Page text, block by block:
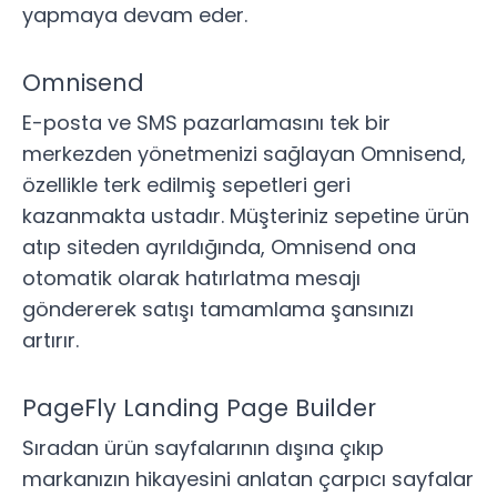
yapmaya devam eder.
Omnisend
E-posta ve SMS pazarlamasını tek bir
merkezden yönetmenizi sağlayan Omnisend,
özellikle terk edilmiş sepetleri geri
kazanmakta ustadır. Müşteriniz sepetine ürün
atıp siteden ayrıldığında, Omnisend ona
otomatik olarak hatırlatma mesajı
göndererek satışı tamamlama şansınızı
artırır.
PageFly Landing Page Builder
Sıradan ürün sayfalarının dışına çıkıp
markanızın hikayesini anlatan çarpıcı sayfalar